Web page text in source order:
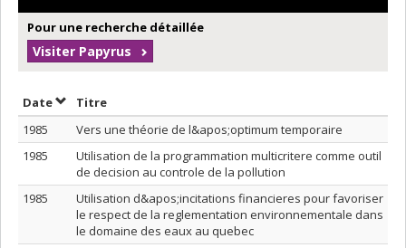
Pour une recherche détaillée
Visiter Papyrus
DateTrier par date en ordre décroissant
Titre
1985
Vers une théorie de l&apos;optimum temporaire
1985
Utilisation de la programmation multicritere comme outil
de decision au controle de la pollution
1985
Utilisation d&apos;incitations financieres pour favoriser
le respect de la reglementation environnementale dans
le domaine des eaux au quebec